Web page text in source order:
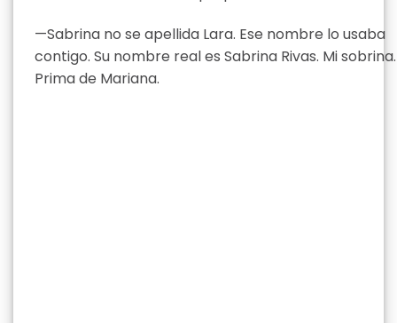
—Sabrina no se apellida Lara. Ese nombre lo usaba
contigo. Su nombre real es Sabrina Rivas. Mi sobrina.
Prima de Mariana.